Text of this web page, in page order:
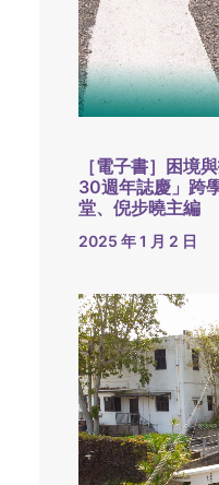
［電子書］困境
30週年誌慶」跨
堂、倪步曉主編
2025 年 1 月 2 日